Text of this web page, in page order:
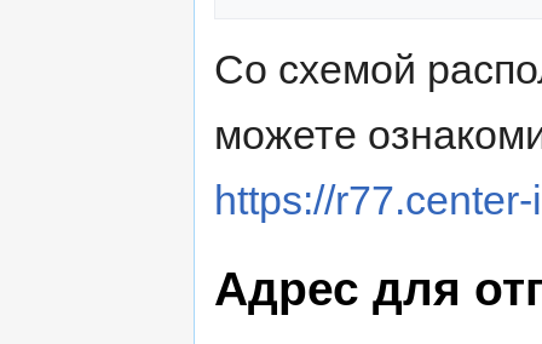
Со схемой
можете
https://
Адрес для